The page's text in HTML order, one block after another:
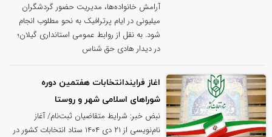
آرامش خانواده‌ها، مدیریت حضور گردشگران
میلیونی در ایام پرترافیک به نحو مطلوب انجام
شود. به نقل از روابط عمومی استانداری گیلان؛
در دیدار هادی حق شناس
اغاز فرایندانتخابات هفتمین دوره
شوراهای اسلامی شهر و‌ روستا
نبض خبر: شرایط متقاضیان ثبت‌نام/ آغاز
نام‌نویسی از ۲۱ دی ۱۴۰۴ ستاد انتخابات کشور در